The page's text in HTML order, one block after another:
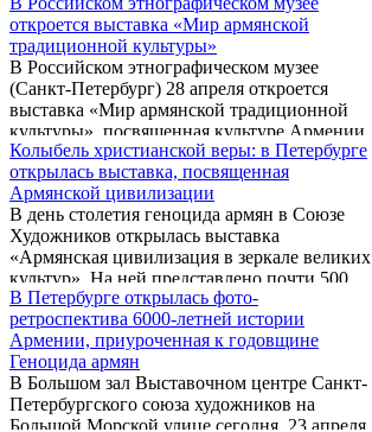
Документ подписали мэр Еревана Тарон
Маркарян и губернатор Санкт-Петербурга
Георгий Полтавченко.
откроется выставка «Мир армянской
традиционной культуры»
В Российском этнографическом музее
(Санкт-Петербург) 28 апреля откроется
выставка «Мир армянской традиционной
культуры», посвященная культуре Армении.
Об этом сообщается на сайте Музея.
Колыбель христианской веры: в Петербурге
открылась выставка, посвященная
Армянской цивилизации
В день столетия геноцида армян в Союзе
Художников открылась выставка
«Армянская цивилизация в зеркале великих
культур». На ней представлено почти 500
работ с авторскими комментариями
известного фотографа Бориса Баратова.
В Петербурге открылась фото-
ретроспектива 6000-летней истории
Армении, приуроченная к годовщине
Геноцида армян
В Большом зал Выставочном центре Санкт-
Петербургского союза художников на
Большой Морской улице сегодня, 23 апреля,